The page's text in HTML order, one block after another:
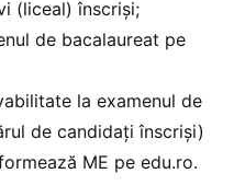
(liceal) înscriși;
de bacalaureat pe
la examenul de
de candidați înscriși)
ME pe edu.ro.